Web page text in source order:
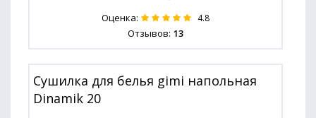
Оценка: 4.8
Отзывов: 13
Сушилка для белья gimi напольная
Dinamik 20